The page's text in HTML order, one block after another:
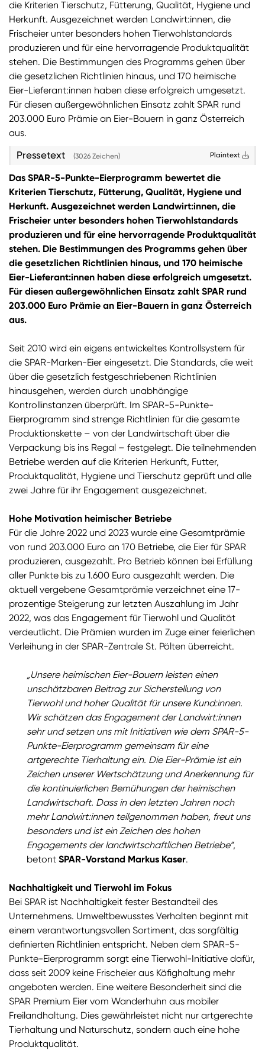
die Kriterien Tierschutz, Fütterung, Qualität, Hygiene und
Herkunft. Ausgezeichnet werden Landwirt:innen, die
Frischeier unter besonders hohen Tierwohlstandards
produzieren und für eine hervorragende Produktqualität
stehen. Die Bestimmungen des Programms gehen über
die gesetzlichen Richtlinien hinaus, und 170 heimische
Eier-Lieferant:innen haben diese erfolgreich umgesetzt.
Für diesen außergewöhnlichen Einsatz zahlt SPAR rund
203.000 Euro Prämie an Eier-Bauern in ganz Österreich
aus.
Pressetext (3026 Zeichen) Plaintext
Das SPAR-5-Punkte-Eierprogramm bewertet die
Kriterien Tierschutz, Fütterung, Qualität, Hygiene und
Herkunft. Ausgezeichnet werden Landwirt:innen, die
Frischeier unter besonders hohen Tierwohlstandards
produzieren und für eine hervorragende Produktqualität
stehen. Die Bestimmungen des Programms gehen über
die gesetzlichen Richtlinien hinaus, und 170 heimische
Eier-Lieferant:innen haben diese erfolgreich umgesetzt.
Für diesen außergewöhnlichen Einsatz zahlt SPAR rund
203.000 Euro Prämie an Eier-Bauern in ganz Österreich
aus.
Seit 2010 wird ein eigens entwickeltes Kontrollsystem für
die SPAR-Marken-Eier eingesetzt. Die Standards, die weit
über die gesetzlich festgeschriebenen Richtlinien
hinausgehen, werden durch unabhängige
Kontrollinstanzen überprüft. Im SPAR-5-Punkte-
Eierprogramm sind strenge Richtlinien für die gesamte
Produktionskette – von der Landwirtschaft über die
Verpackung bis ins Regal – festgelegt. Die teilnehmenden
Betriebe werden auf die Kriterien Herkunft, Futter,
Produktqualität, Hygiene und Tierschutz geprüft und alle
zwei Jahre für ihr Engagement ausgezeichnet.
Hohe Motivation heimischer Betriebe
Für die Jahre 2022 und 2023 wurde eine Gesamtprämie
von rund 203.000 Euro an 170 Betriebe, die Eier für SPAR
produzieren, ausgezahlt. Pro Betrieb können bei Erfüllung
aller Punkte bis zu 1.600 Euro ausgezahlt werden. Die
aktuell vergebene Gesamtprämie verzeichnet eine 17-
prozentige Steigerung zur letzten Auszahlung im Jahr
2022, was das Engagement für Tierwohl und Qualität
verdeutlicht. Die Prämien wurden im Zuge einer feierlichen
Verleihung in der SPAR-Zentrale St. Pölten überreicht.
„Unsere heimischen Eier-Bauern leisten einen
unschätzbaren Beitrag zur Sicherstellung von
Tierwohl und hoher Qualität für unsere Kund:innen.
Wir schätzen das Engagement der Landwirt:innen
sehr und setzen uns mit Initiativen wie dem SPAR-5-
Punkte-Eierprogramm gemeinsam für eine
artgerechte Tierhaltung ein. Die Eier-Prämie ist ein
Zeichen unserer Wertschätzung und Anerkennung für
die kontinuierlichen Bemühungen der heimischen
Landwirtschaft. Dass in den letzten Jahren noch
mehr Landwirt:innen teilgenommen haben, freut uns
besonders und ist ein Zeichen des hohen
Engagements der landwirtschaftlichen Betriebe“,
betont SPAR-Vorstand Markus Kaser.
Nachhaltigkeit und Tierwohl im Fokus
Bei SPAR ist Nachhaltigkeit fester Bestandteil des
Unternehmens. Umweltbewusstes Verhalten beginnt mit
einem verantwortungsvollen Sortiment, das sorgfältig
definierten Richtlinien entspricht. Neben dem SPAR-5-
Punkte-Eierprogramm sorgt eine Tierwohl-Initiative dafür,
dass seit 2009 keine Frischeier aus Käfighaltung mehr
angeboten werden. Eine weitere Besonderheit sind die
SPAR Premium Eier vom Wanderhuhn aus mobiler
Freilandhaltung. Dies gewährleistet nicht nur artgerechte
Tierhaltung und Naturschutz, sondern auch eine hohe
Produktqualität.